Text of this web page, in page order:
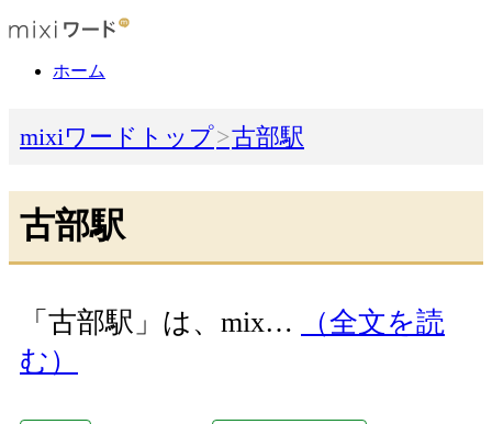
ホーム
mixiワードトップ 古部駅
古部駅
「古部駅」は、mix…
（全文を読
む）